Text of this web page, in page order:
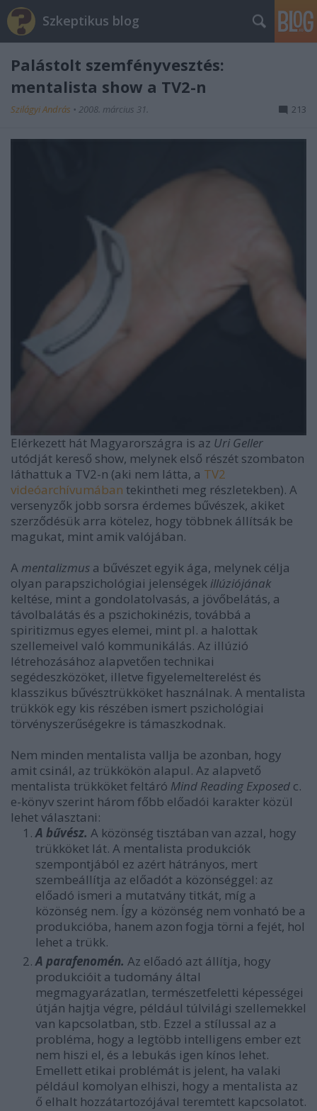
Szkeptikus blog
Palástolt szemfényvesztés:
mentalista show a TV2-n
Szilágyi András • 2008. március 31. 213
Elérkezett hát Magyarországra is az Uri Geller
utódját kereső show, melynek első részét szombaton
láthattuk a TV2-n (aki nem látta, a TV2
videóarchívumában tekintheti meg részletekben). A
versenyzők jobb sorsra érdemes bűvészek, akiket
szerződésük arra kötelez, hogy többnek állítsák be
magukat, mint amik valójában.
A mentalizmus a bűvészet egyik ága, melynek célja
olyan parapszichológiai jelenségek illúziójának
keltése, mint a gondolatolvasás, a jövőbelátás, a
távolbalátás és a pszichokinézis, továbbá a
spiritizmus egyes elemei, mint pl. a halottak
szellemeivel való kommunikálás. Az illúzió
létrehozásához alapvetően technikai
segédeszközöket, illetve figyelemelterelést és
klasszikus bűvésztrükköket használnak. A mentalista
trükkök egy kis részében ismert pszichológiai
törvényszerűségekre is támaszkodnak.
Nem minden mentalista vallja be azonban, hogy
amit csinál, az trükkökön alapul. Az alapvető
mentalista trükköket feltáró Mind Reading Exposed c.
e-könyv szerint három főbb előadói karakter közül
lehet választani:
A bűvész. A közönség tisztában van azzal, hogy
trükköket lát. A mentalista produkciók
szempontjából ez azért hátrányos, mert
szembeállítja az előadót a közönséggel: az
előadó ismeri a mutatvány titkát, míg a
közönség nem. Így a közönség nem vonható be a
produkcióba, hanem azon fogja törni a fejét, hol
lehet a trükk.
A parafenomén. Az előadó azt állítja, hogy
produkcióit a tudomány által
megmagyarázatlan, természetfeletti képességei
útján hajtja végre, például túlvilági szellemekkel
van kapcsolatban, stb. Ezzel a stílussal az a
probléma, hogy a legtöbb intelligens ember ezt
nem hiszi el, és a lebukás igen kínos lehet.
Emellett etikai problémát is jelent, ha valaki
például komolyan elhiszi, hogy a mentalista az
ő elhalt hozzátartozójával teremtett kapcsolatot.